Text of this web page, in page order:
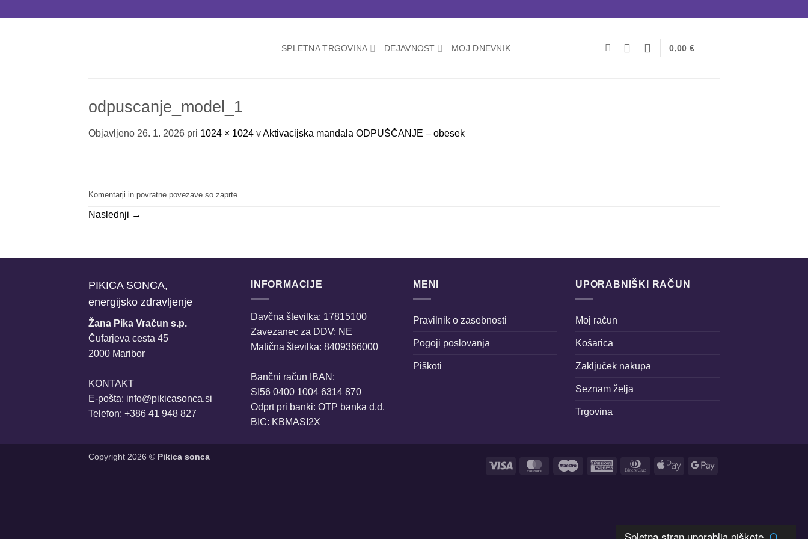
SPLETNA TRGOVINA DEJAVNOST MOJ DNEVNIK 0,00 €
odpuscanje_model_1
Objavljeno 26. 1. 2026 pri 1024 × 1024 vAktivacijska mandala ODPUŠČANJE – obesek
Komentarji in povratne povezave so zaprte.
Naslednji →
PIKICA SONCA,
energijsko zdravljenje
Žana Pika Vračun s.p.
Čufarjeva cesta 45
2000 Maribor
KONTAKT
E-pošta: info@pikicasonca.si
Telefon: +386 41 948 827
INFORMACIJE
Davčna številka: 17815100
Zavezanec za DDV: NE
Matična številka: 8409366000
Bančni račun IBAN:
SI56 0400 1004 6314 870
Odprt pri banki: OTP banka d.d.
BIC: KBMASI2X
MENI
Pravilnik o zasebnosti
Pogoji poslovanja
Piškoti
UPORABNIŠKI RAČUN
Moj račun
Košarica
Zaključek nakupa
Seznam želja
Trgovina
Visa MasterCardMaestro
American
Dinners Apple
Google
Copyright 2026 © Pikica sonca